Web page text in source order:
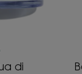
di